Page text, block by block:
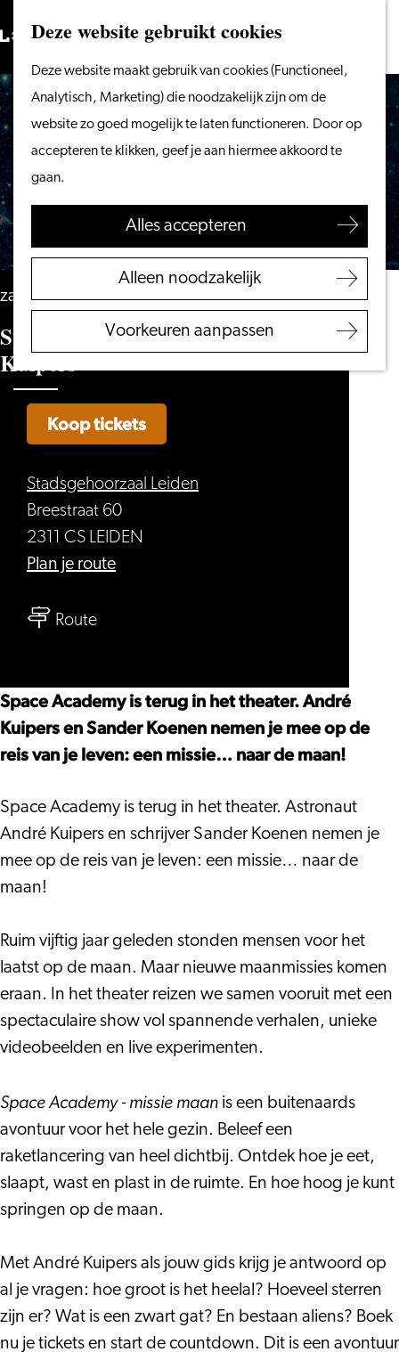
Deze website gebruikt cookies
Deze website maakt gebruik van cookies (Functioneel,
Analytisch, Marketing) die noodzakelijk zijn om de
website zo goed mogelijk te laten functioneren. Door op
accepteren te klikken, geef je aan hiermee akkoord te
gaan.
Alles accepteren
Alleen noodzakelijk
Voorkeuren aanpassen
Ga
naar
de
homepage
Menu
ZoekenVanaf het water
wandelen
Winkelen
Eten & drinken
Met kinderen
VVV Leiden
Bereikbaarheid
Regio Leiden
Zoeken
zaterdag 13 februari 2027
Space Academy Live met André
Kuipers
Stadsgehoorzaal Leiden
Breestraat 60
2311 CS LEIDEN
Plan je routenaar
André
Kuipers
Routenaar
Live
met
André
Koop tickets
Space Academy is terug in het theater. André
Kuipers en Sander Koenen nemen je mee op de
reis van je leven: een missie… naar de maan!
Space Academy is terug in het theater. Astronaut
André Kuipers en schrijver Sander Koenen nemen je
mee op de reis van je leven: een missie… naar de
maan!
Ruim vijftig jaar geleden stonden mensen voor het
laatst op de maan. Maar nieuwe maanmissies komen
eraan. In het theater reizen we samen vooruit met een
spectaculaire show vol spannende verhalen, unieke
videobeelden en live experimenten.
Space Academy - missie maan is een buitenaards
avontuur voor het hele gezin. Beleef een
raketlancering van heel dichtbij. Ontdek hoe je eet,
slaapt, wast en plast in de ruimte. En hoe hoog je kunt
springen op de maan.
Met André Kuipers als jouw gids krijg je antwoord op
al je vragen: hoe groot is het heelal? Hoeveel sterren
zijn er? Wat is een zwart gat? En bestaan aliens? Boek
nu je tickets en start de countdown. Dit is een avontuur